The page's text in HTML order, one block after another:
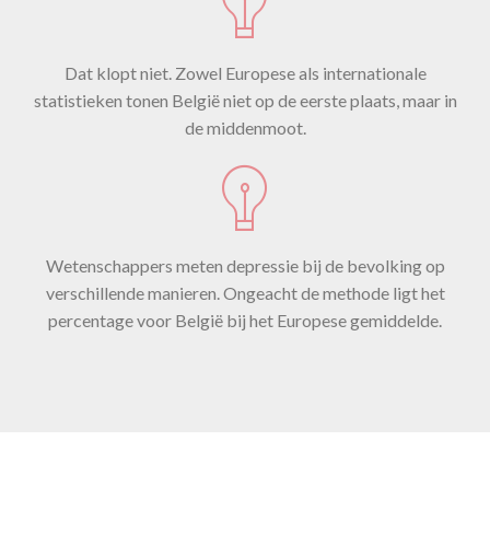
Dat klopt niet. Zowel Europese als internationale
statistieken tonen België niet op de eerste plaats, maar in
de middenmoot.
Wetenschappers meten depressie bij de bevolking op
verschillende manieren. Ongeacht de methode ligt het
percentage voor België bij het Europese gemiddelde.